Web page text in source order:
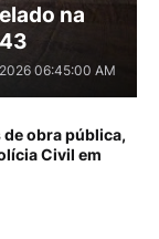
na
06:45:00 AM
obra pública,
Civil em